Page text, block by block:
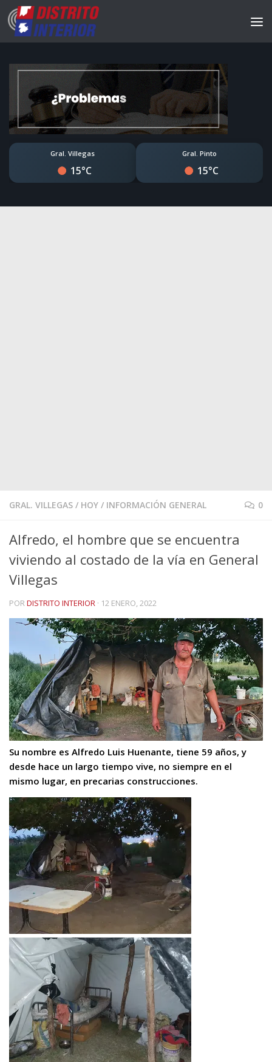
Gral. Villegas
15°C
Gral. Pinto
15°C
GRAL. VILLEGAS / HOY / INFORMACIÓN GENERAL 0
Alfredo, el hombre que se encuentra
viviendo al costado de la vía en General
Villegas
PORDISTRITO INTERIOR · 12 ENERO, 2022
Su nombre es Alfredo Luis Huenante, tiene 59 años, y
desde hace un largo tiempo vive, no siempre en el
mismo lugar, en precarias construcciones.